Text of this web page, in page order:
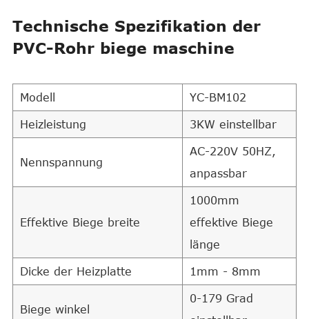
Technische Spezifikation der
PVC-Rohr biege maschine
Modell YC-BM102
Heizleistung 3KW einstellbar
Nennspannung
AC-220V 50HZ,
anpassbar
Effektive Biege breite
1000mm
effektive Biege
länge
Dicke der Heizplatte 1mm - 8mm
Biege winkel
0-179 Grad